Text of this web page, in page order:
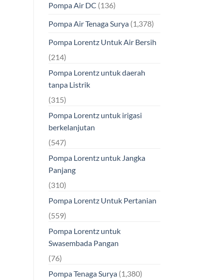
Pompa Air DC (136)
Pompa Air Tenaga Surya(1,378)
Pompa Lorentz Untuk Air Bersih
(214)
Pompa Lorentz untuk daerah
tanpa Listrik
(315)
Pompa Lorentz untuk irigasi
berkelanjutan
(547)
Pompa Lorentz untuk Jangka
Panjang
(310)
Pompa Lorentz Untuk Pertanian
(559)
Pompa Lorentz untuk
Swasembada Pangan
(76)
Pompa Tenaga Surya(1,380)